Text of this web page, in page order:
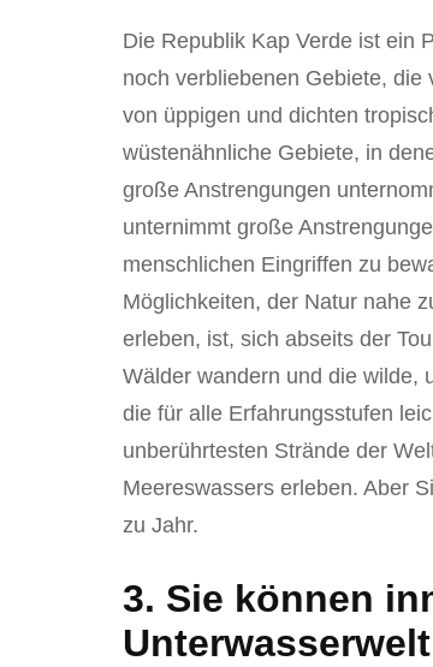
Die Republik Kap Verde ist ein
noch verbliebenen Gebiete,
von üppigen und dichten
wüstenähnliche Gebiete, in
große Anstrengungen
unternimmt große
menschlichen Eingriffen zu
Möglichkeiten, der Natur nahe
erleben, ist, sich abseits der
Wälder wandern und die wilde,
die für alle Erfahrungsstufen
unberührtesten Strände der
Meereswassers erleben. Aber
zu Jahr.
3. Sie können